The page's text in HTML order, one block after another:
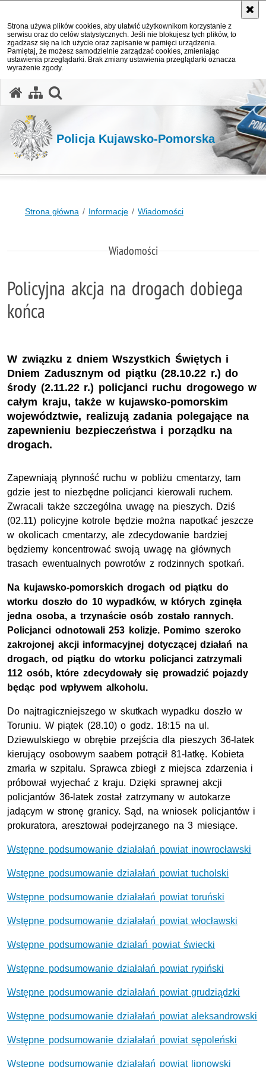
Strona używa plików cookies, aby ułatwić użytkownikom korzystanie z
serwisu oraz do celów statystycznych. Jeśli nie blokujesz tych plików, to
zgadzasz się na ich użycie oraz zapisanie w pamięci urządzenia.
Pamiętaj, że możesz samodzielnie zarządzać cookies, zmieniając
ustawienia przeglądarki. Brak zmiany ustawienia przeglądarki oznacza
wyrażenie zgody.
Policja Kujawsko-Pomorska
Strona główna Informacje Wiadomości
Wiadomości
Policyjna akcja na drogach dobiega
końca
W związku z dniem Wszystkich Świętych i
Dniem Zadusznym od piątku (28.10.22 r.) do
środy (2.11.22 r.) policjanci ruchu drogowego w
całym kraju, także w kujawsko-pomorskim
województwie, realizują zadania polegające na
zapewnieniu bezpieczeństwa i porządku na
drogach.
Zapewniają płynność ruchu w pobliżu cmentarzy, tam
gdzie jest to niezbędne policjanci kierowali ruchem.
Zwracali także szczególna uwagę na pieszych. Dziś
(02.11) policyjne kotrole będzie można napotkać jeszcze
w okolicach cmentarzy, ale zdecydowanie bardziej
będziemy koncentrować swoją uwagę na głównych
trasach ewentualnych powrotów z rodzinnych spotkań.
Na kujawsko-pomorskich drogach od piątku do
wtorku doszło do 10 wypadków, w których zginęła
jedna osoba, a trzynaście osób zostało rannych.
Policjanci odnotowali 253 kolizje. Pomimo szeroko
zakrojonej akcji informacyjnej dotyczącej działań na
drogach, od piątku do wtorku policjanci zatrzymali
112 osób, które zdecydowały się prowadzić pojazdy
będąc pod wpływem alkoholu.
Do najtragiczniejszego w skutkach wypadku doszło w
Toruniu. W piątek (28.10) o godz. 18:15 na ul.
Dziewulskiego w obrębie przejścia dla pieszych 36-latek
kierujący osobowym saabem potrącił 81-latkę. Kobieta
zmarła w szpitalu. Sprawca zbiegł z miejsca zdarzenia i
próbował wyjechać z kraju. Dzięki sprawnej akcji
policjantów 36-latek został zatrzymany w autokarze
jadącym w stronę granicy. Sąd, na wniosek policjantów i
prokuratora, aresztował podejrzanego na 3 miesiące.
Wstępne podsumowanie działałań powiat inowrocławski
Wstępne podsumowanie działałań powiat tucholski
Wstępne podsumowanie działałań powiat toruński
Wstępne podsumowanie działałań powiat włocławski
Wstępne podsumowanie działań powiat świecki
Wstępne podsumowanie działałań powiat rypiński
Wstępne podsumowanie działałań powiat grudziądzki
Wstępne podsumowanie działałań powiat aleksandrowski
Wstępne podsumowanie działałań powiat sępoleński
Wstępne podsumowanie działałań powiat lipnowski